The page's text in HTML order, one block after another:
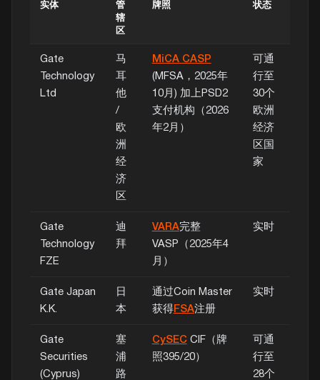
实体
管
辖
区
牌照 状态
Gate
Technology
Ltd
马
耳
他
/
欧
洲
经
济
区
MiCA CASP
(MFSA，2025年
10月) 加上PSD2
支付机构（2026
年2月）
可通
行至
30个
欧洲
经济
区国
家
Gate
Technology
FZE
迪
拜
VARA完整
VASP（2025年4
月）
实时
Gate Japan
K.K.
日
本
通过Coin Master
获得FSA注册
实时
Gate
Securities
(Cyprus)
塞
浦
路
CySECCIF（牌
照395/20）
可通
行至
28个